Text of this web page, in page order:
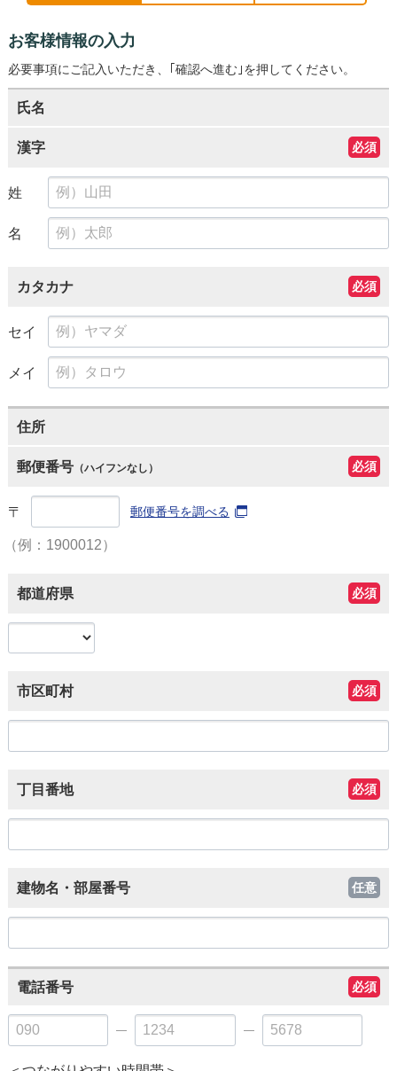
お客様情報の入力
必要事項にご記入いただき、｢確認へ進む｣を押してください。
氏名
必須
漢字
姓
名
必須
カタカナ
セイ
メイ
住所
必須
郵便番号（ハイフンなし）
〒 郵便番号を調べる
（例：1900012）
必須
都道府県
必須
市区町村
必須
丁目番地
任意
建物名・部屋番号
必須
電話番号